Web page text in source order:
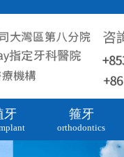
牙 箍牙
orthodontics